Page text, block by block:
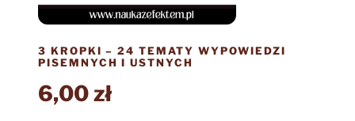
3 KROPKI – 24 TEMATY WYPOWIEDZI
PISEMNYCH I USTNYCH
6,00zł